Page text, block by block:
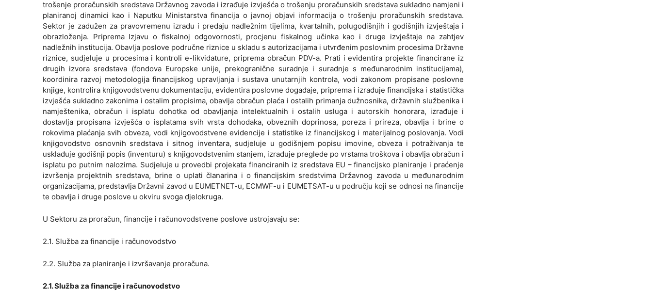
trošenje proračunskih sredstava Državnog zavoda i izrađuje izvješća o trošenju proračunskih sredstava sukladno namjeni i
planiranoj dinamici kao i Naputku Ministarstva financija o javnoj objavi informacija o trošenju proračunskih sredstava.
Sektor je zadužen za pravovremenu izradu i predaju nadležnim tijelima, kvartalnih, polugodišnjih i godišnjih izvještaja i
obrazloženja. Priprema Izjavu o fiskalnoj odgovornosti, procjenu fiskalnog učinka kao i druge izvještaje na zahtjev
nadležnih institucija. Obavlja poslove područne riznice u skladu s autorizacijama i utvrđenim poslovnim procesima Državne
riznice, sudjeluje u procesima i kontroli e-likvidature, priprema obračun PDV-a. Prati i evidentira projekte financirane iz
drugih izvora sredstava (fondova Europske unije, prekogranične suradnje i suradnje s međunarodnim institucijama),
koordinira razvoj metodologija financijskog upravljanja i sustava unutarnjih kontrola, vodi zakonom propisane poslovne
knjige, kontrolira knjigovodstvenu dokumentaciju, evidentira poslovne događaje, priprema i izrađuje financijska i statistička
izvješća sukladno zakonima i ostalim propisima, obavlja obračun plaća i ostalih primanja dužnosnika, državnih službenika i
namještenika, obračun i isplatu dohotka od obavljanja intelektualnih i ostalih usluga i autorskih honorara, izrađuje i
dostavlja propisana izvješća o isplatama svih vrsta dohodaka, obveznih doprinosa, poreza i prireza, obavlja i brine o
rokovima plaćanja svih obveza, vodi knjigovodstvene evidencije i statistike iz financijskog i materijalnog poslovanja. Vodi
knjigovodstvo osnovnih sredstava i sitnog inventara, sudjeluje u godišnjem popisu imovine, obveza i potraživanja te
usklađuje godišnji popis (inventuru) s knjigovodstvenim stanjem, izrađuje preglede po vrstama troškova i obavlja obračun i
isplatu po putnim nalozima. Sudjeluje u provedbi projekata financiranih iz sredstava EU – financijsko planiranje i praćenje
izvršenja projektnih sredstava, brine o uplati članarina i o financijskim sredstvima Državnog zavoda u međunarodnim
organizacijama, predstavlja Državni zavod u EUMETNET-u, ECMWF-u i EUMETSAT-u u području koji se odnosi na financije
te obavlja i druge poslove u okviru svoga djelokruga.
U Sektoru za proračun, financije i računovodstvene poslove ustrojavaju se:
2.1. Služba za financije i računovodstvo
2.2. Služba za planiranje i izvršavanje proračuna.
2.1. Služba za financije i računovodstvo